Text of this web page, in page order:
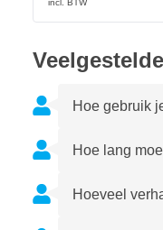
Hoe gebruik
Hoe lang
Hoeveel